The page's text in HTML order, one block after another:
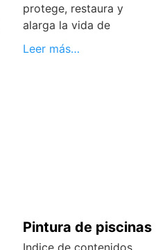
protege, restaura y
alarga la vida de
Leer más…
Pintura de piscinas
Indice de contenidos